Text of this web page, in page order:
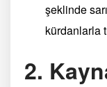
şeklinde
kürdanlarla
2.